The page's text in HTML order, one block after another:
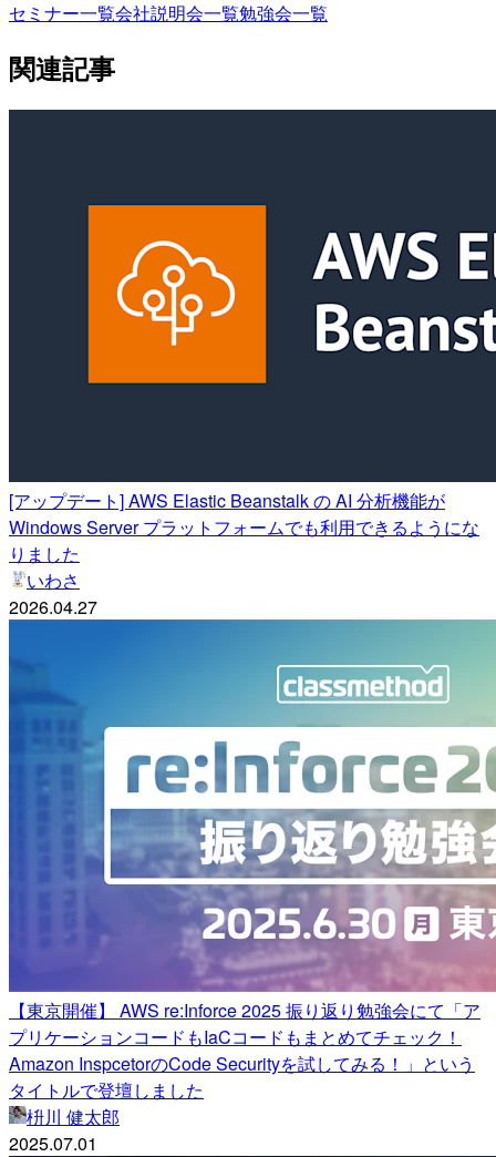
セミナー一覧会社説明会一覧勉強会一覧
関連記事
[アップデート] AWS Elastic Beanstalk の AI 分析機能が
Windows Server プラットフォームでも利用できるようにな
りました
いわさ
2026.04.27
【東京開催】 AWS re:Inforce 2025 振り返り勉強会にて「ア
プリケーションコードもIaCコードもまとめてチェック！
Amazon InspcetorのCode Securityを試してみる！」という
タイトルで登壇しました
枡川 健太郎
2025.07.01